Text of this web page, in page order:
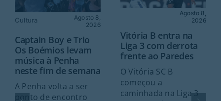
Cultura
Agosto 8,
2026
Captain Boy e Trio
Os Boémios levam
música à Penha
neste fim de semana
A Penha volta a ser
ponto de encontro
Agosto 8,
2026
Vitória B entra na
Liga 3 com derrota
frente ao Paredes
O Vitória SC B
começou a
caminhada na Liga 3